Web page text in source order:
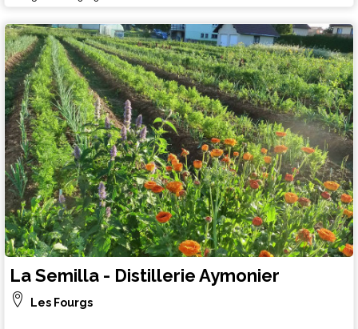
La Semilla - Distillerie Aymonier
Les Fourgs